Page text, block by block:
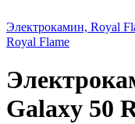
Электрокамин, Royal
Royal Flame
Galaxy 50